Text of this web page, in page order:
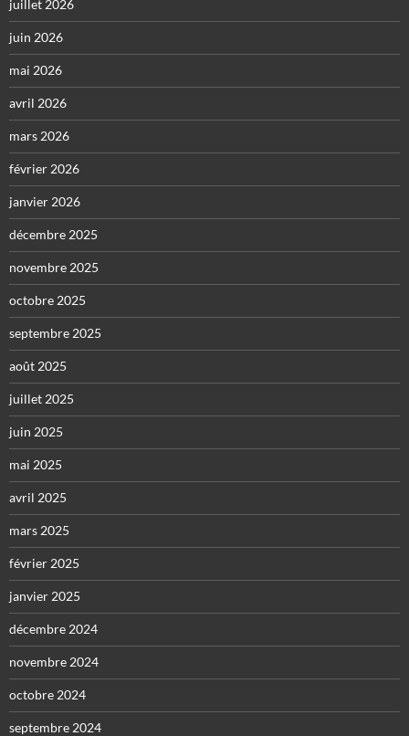
juillet 2026
juin 2026
mai 2026
avril 2026
mars 2026
février 2026
janvier 2026
décembre 2025
novembre 2025
octobre 2025
septembre 2025
août 2025
juillet 2025
juin 2025
mai 2025
avril 2025
mars 2025
février 2025
janvier 2025
décembre 2024
novembre 2024
octobre 2024
septembre 2024